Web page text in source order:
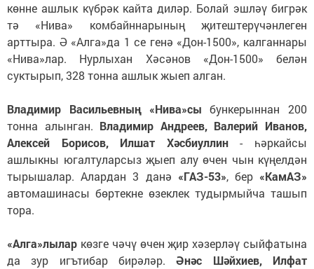
көнне ашлык күбрәк кайта диләр. Болай эшләү бигрәк
тә «Нива» комбайннарының җитештерүчәнлеген
арттыра. Ә «Алга»да 1 се генә «Дон-1500», калганнары
«Нива»лар. Нурлыхан Хәсәнов «Дон-1500» белән
суктырып, 328 тонна ашлык жыеп алган.
Владимир Васильевның «Нива»сы бункерыннан 200
тонна алынган. Владимир Андреев, Валерий Иванов,
Алексей Борисов, Илшат Хәсбиуллин- һәркайсы
ашлыкны югалтуларсыз җыеп алу өчен чын күңелдән
тырышалар. Алардан 3 данә «ГАЗ-53», бер «КамАЗ»
автомашинасы бөртекне өзеклек тудырмыйча ташып
тора.
«Алга»лылар көзге чәчү өчен җир хәзерләү сыйфатына
да зур игътибар бирәләр.Әнәс Шәйхиев, Илфат